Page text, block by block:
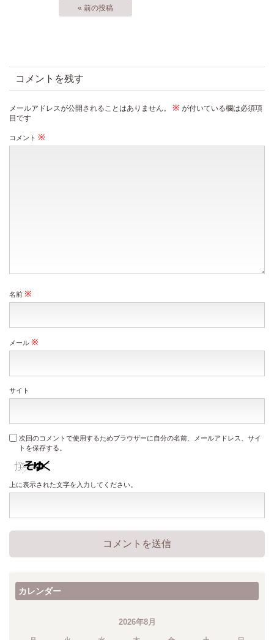
« 前の投稿
コメントを残す
メールアドレスが公開されることはありません。 ※ が付いている欄は必須項
目です
コメント ※
名前 ※
メール ※
サイト
次回のコメントで使用するためブラウザーに自分の名前、メールアドレス、サイ
トを保存する。
上に表示された文字を入力してください。
カレンダー
2026年8月